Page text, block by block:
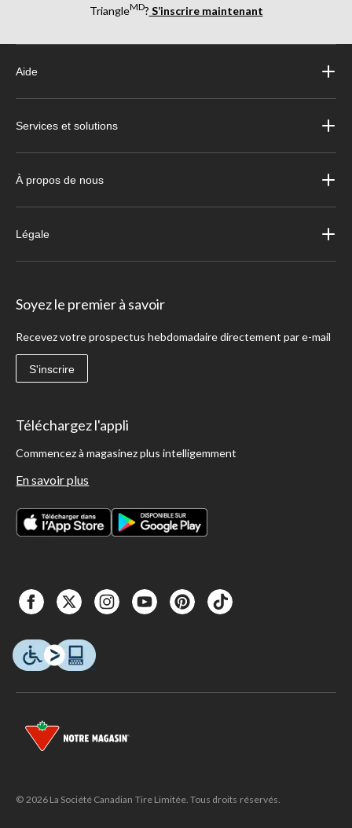
TriangleMD? S’inscrire maintenant
Aide
Services et solutions
À propos de nous
Légale
Soyez le premier à savoir
Recevez votre prospectus hebdomadaire directement par e-mail
S'inscrire
Téléchargez l'appli
Commencez à magasinez plus intelligemment
En savoir plus
© 2026 La Société Canadian Tire Limitée. Tous droits réservés.